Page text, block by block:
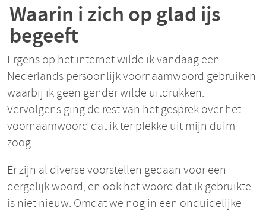
Waarin i zich op glad ijs
begeeft
Ergens op het internet wilde ik vandaag een
Nederlands persoonlijk voornaamwoord gebruiken
waarbij ik geen gender wilde uitdrukken.
Vervolgens ging de rest van het gesprek over het
voornaamwoord dat ik ter plekke uit mijn duim
zoog.
Er zijn al diverse voorstellen gedaan voor een
dergelijk woord, en ook het woord dat ik gebruikte
is niet nieuw. Omdat we nog in een onduidelijke